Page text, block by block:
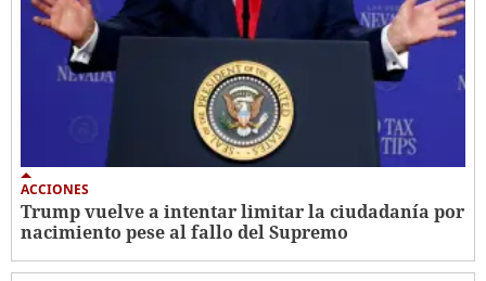
ACCIONES
Trump vuelve a intentar limitar la ciudadanía por
nacimiento pese al fallo del Supremo